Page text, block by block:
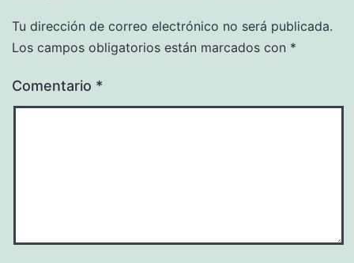
Tu dirección de correo electrónico no será publicada.
Los campos obligatorios están marcados con *
Comentario *